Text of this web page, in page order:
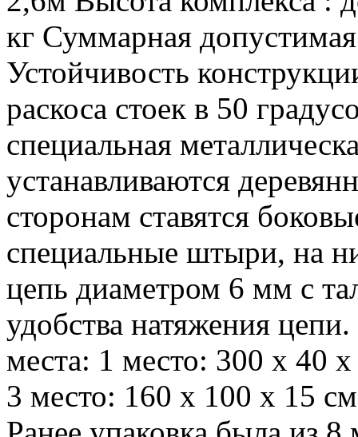
кг Суммарная
Устойчивость
раскоса стоек в 50
специальная
устанавливаются
сторонам ставятся
специальные штыри, на
цепь диаметром 6 мм с
удобства натяжения
места: 1 место: 300 х 40
3 место: 160 х 100 х 15